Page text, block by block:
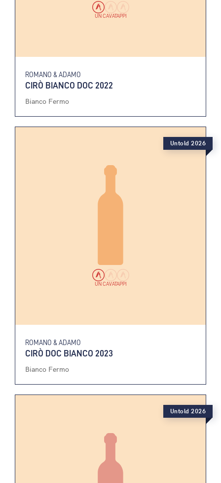
UN CAVATAPPI
ROMANO & ADAMO
CIRÒ BIANCO DOC 2022
Bianco Fermo
UN CAVATAPPI
ROMANO & ADAMO
CIRÒ DOC BIANCO 2023
Bianco Fermo
Untold 2026
Untold 2026